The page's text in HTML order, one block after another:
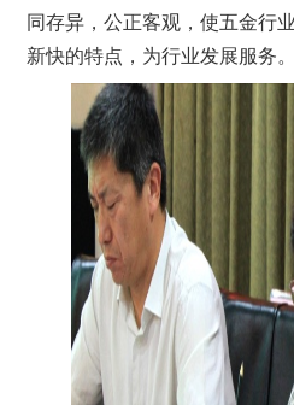
同存异，公正客观，使五金行
新快的特点，为行业发展服务。